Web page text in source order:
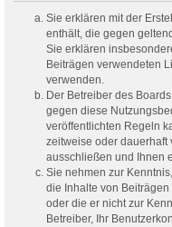
Sie erklären mit der
enthält, die gegen
Sie erklären
Beiträgen verwendeten
verwenden.
Der Betreiber des
gegen diese
veröffentlichten Regeln
zeitweise oder dauerhaft
ausschließen und Ihnen
Sie nehmen zur
die Inhalte von
oder die er nicht zur
Betreiber, Ihr